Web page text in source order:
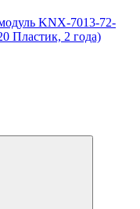
KNX-7013-72-
Пластик, 2 года)